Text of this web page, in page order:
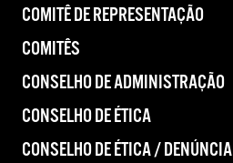
COMITÊ DE REPRESENTAÇÃO
COMITÊS
CONSELHO DE ADMINISTRAÇÃO
CONSELHO DE ÉTICA
CONSELHO DE ÉTICA / DENÚNCIA